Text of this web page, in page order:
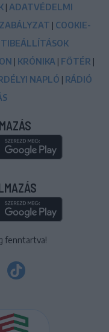
| ADATVÉDELMI
| COOKIE-
| KRÓNIKA | FŐTÉR |
NAPLÓ | RÁDIÓ
fenntartva!